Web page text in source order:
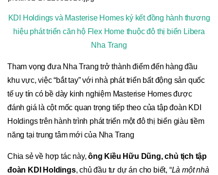
KDI Holdings và Masterise Homes ký kết đồng hành thương
hiệu phát triển căn hộ Flex Home thuộc đô thị biển Libera
Nha Trang
Tham vọng đưa Nha Trang trở thành điểm đến hàng đầu
khu vực, việc “bắt tay” với nhà phát triển bất động sản quốc
tế uy tín có bề dày kinh nghiệm Masterise Homes được
đánh giá là cột mốc quan trọng tiếp theo của tập đoàn KDI
Holdings trên hành trình phát triển một đô thị biển giàu tiềm
năng tại trung tâm mới của Nha Trang
Chia sẻ về hợp tác này,ông Kiều Hữu Dũng, chủ tịch tập
đoàn KDI Holdings, chủ đầu tư dự án cho biết, “Là một nhà